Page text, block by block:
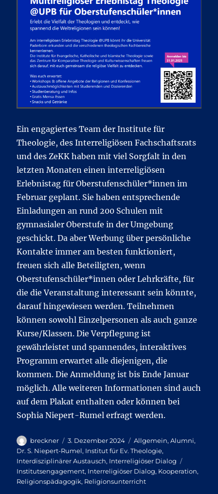
Ein engagiertes Team der Institute für
Theologie, des Interreligiösen Fachschaftsrats
und des ZeKK haben mit viel Sorgfalt in den
letzten Monaten einen interreligiösen
Erlebnistag für Oberstufenschüler*innen im
Februar geplant. Sie haben entsprechende
Einladungen an rund 200 Schulen mit
gymnasialer Oberstufe in der Umgebung
geschickt. Da aber Werbung über persönliche
Kontakte immer am besten funktioniert,
freuen sich alle Beteiligten, wenn
Oberstufenschüler*innen oder Lehrkräfte, für
die die Veranstaltung interessant sein könnte,
darauf hingewiesen werden. Teilnehmen
können sowohl Einzelpersonen als auch ganze
Kurse/Klassen. Die Verpflegung ist
gewährleistet und spannendes, interaktives
Programm erwartet alle diejenigen, die
kommen. Die Anmeldung ist bis Ende Januar
möglich. Alle weiteren Informationen sind auch
auf dem Plakat enthalten oder können bei
Sophia Niepert-Rumel erfragt werden.
Autor
breckner
Veröffentlicht
am
3. Dezember 2024 Kategorien
Allgemein,Alumni,
Dr. S. Niepert-Rumel, Institut für Ev. Theologie,
Interdisziplinärer Austausch, Interreligiöser Dialog
Institutsengagement, Interreligiöser Dialog, Kooperation,
Religionspädagogik, Religionsunterricht